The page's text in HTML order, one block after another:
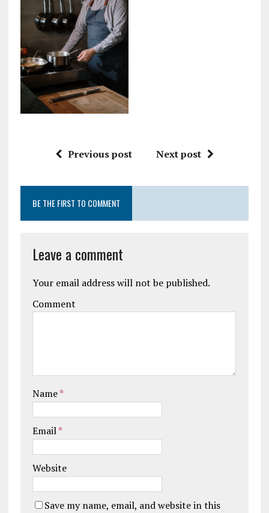
Previous post Next post
BE THE FIRST TO COMMENT
Leave a comment
Your email address will not be published.
Comment
Name*
Email*
Website
Save my name, email, and website in this